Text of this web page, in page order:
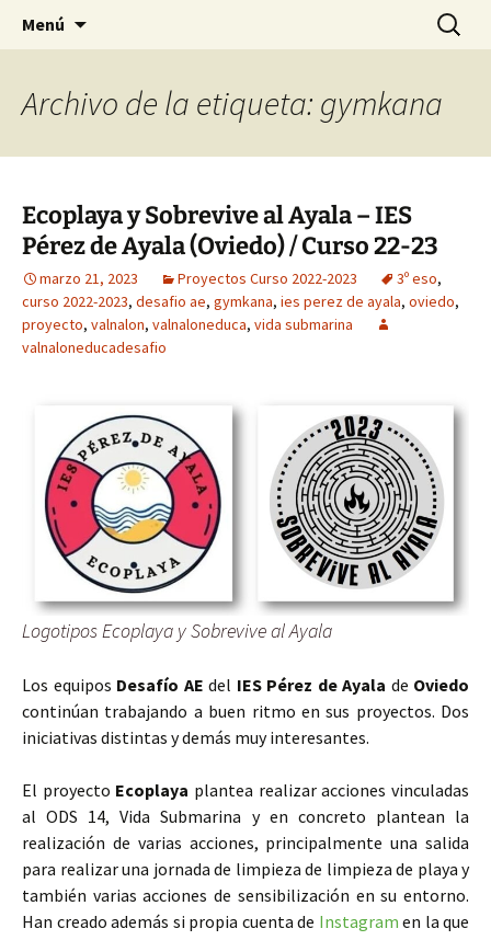
Menú Buscar:
Archivo de la etiqueta: gymkana
Ecoplaya y Sobrevive al Ayala – IES
Pérez de Ayala (Oviedo) / Curso 22-23
marzo 21, 2023 Proyectos Curso 2022-2023 3º eso,
curso 2022-2023, desafio ae, gymkana, ies perez de ayala, oviedo,
proyecto, valnalon, valnaloneduca, vida submarina
valnaloneducadesafio
LogotiposEcoplaya ySobrevive al Ayala
Los equipos Desafío AE del IES Pérez de Ayala de Oviedo
continúan trabajando a buen ritmo en sus proyectos. Dos
iniciativas distintas y demás muy interesantes.
El proyecto Ecoplaya plantea realizar acciones vinculadas
al ODS 14, Vida Submarina y en concreto plantean la
realización de varias acciones, principalmente una salida
para realizar una jornada de limpieza de limpieza de playa y
también varias acciones de sensibilización en su entorno.
Han creado además si propia cuenta de Instagram en la que